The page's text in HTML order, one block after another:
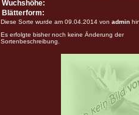
Wuchshöhe:
Blätterform:
Diese Sorte wurde am 09.04.2014 von admin
Es erfolgte bisher noch keine Änderung der
Sortenbeschreibung.